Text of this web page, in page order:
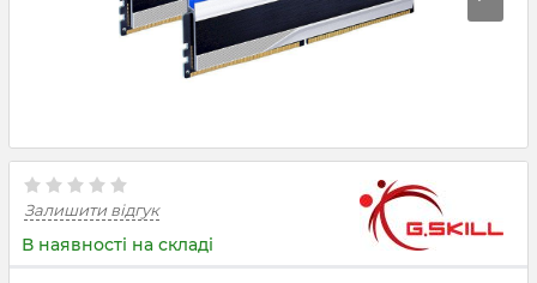
Залишити відгук
В наявності на складі